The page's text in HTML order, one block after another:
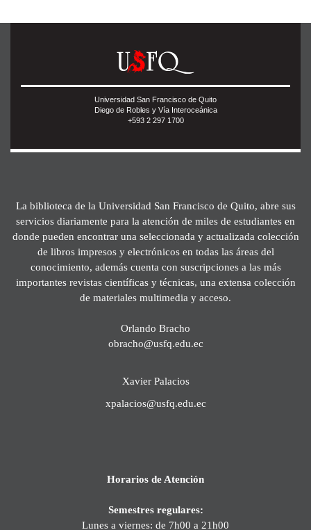
Universidad San Francisco de Quito
Diego de Robles y Vía Interoceánica
+593 2 297 1700
La biblioteca de la Universidad San Francisco de Quito, abre sus
servicios diariamente para la atención de miles de estudiantes en
donde pueden encontrar una seleccionada y actualizada colección
de libros impresos y electrónicos en todas las áreas del
conocimiento, además cuenta con suscripciones a las más
importantes revistas científicas y técnicas, una extensa colección
de materiales multimedia y acceso.
Orlando Bracho
obracho@usfq.edu.ec
Xavier Palacios
xpalacios@usfq.edu.ec
Horarios de Atención
Semestres regulares:
Lunes a viernes: de 7h00 a 21h00